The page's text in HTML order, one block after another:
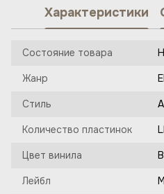
Характеристики
Состояние товара
Жанр
Стиль
Количество пластинок
Цвет винила
Лейбл